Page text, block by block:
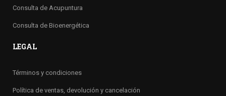
Consulta de Acupuntura
Consulta de Bioenergética
LEGAL
Términos y condiciones
Política de ventas, devolución y cancelación